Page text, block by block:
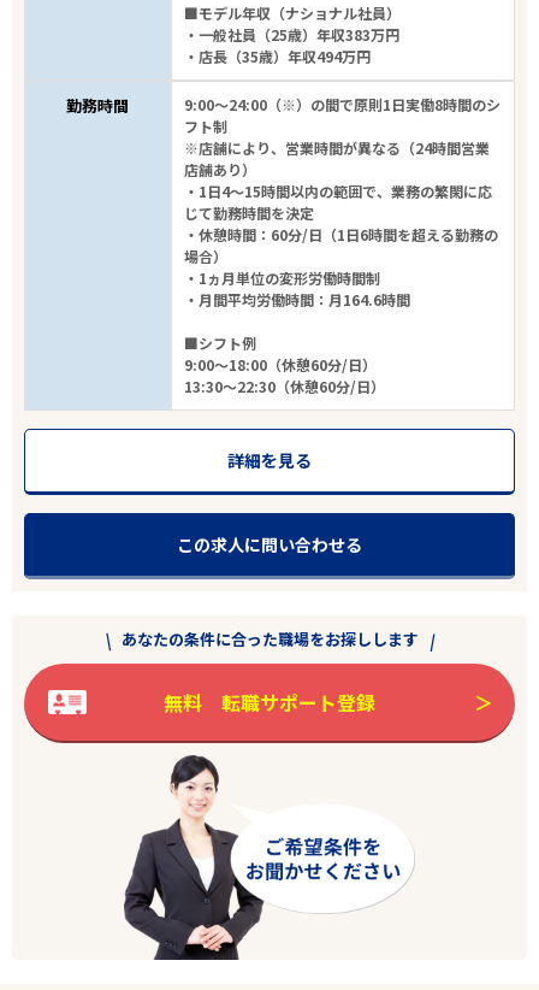
3件から検索する
■モデル年収（ナショナル社員）
・一般社員（25歳）年収383万円
・店長（35歳）年収494万円
勤務時間
9:00～24:00（※）の間で原則1日実働8時間のシ
フト制
※店舗により、営業時間が異なる（24時間営業
店舗あり）
・1日4～15時間以内の範囲で、業務の繁閑に応
じて勤務時間を決定
・休憩時間：60分/日（1日6時間を超える勤務の
場合）
・1ヵ月単位の変形労働時間制
・月間平均労働時間：月164.6時間
■シフト例
9:00～18:00（休憩60分/日）
13:30～22:30（休憩60分/日）
詳細を見る
この求人に問い合わせる
あなたの条件に合った職場をお探しします
無料 転職サポート登録